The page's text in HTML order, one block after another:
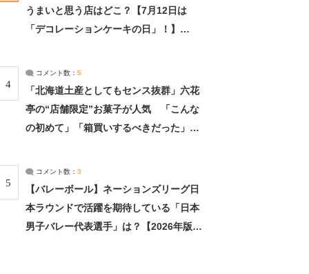
うまいと思う店はどこ？【7月12日は
「デコレーションケーキの日」！】
4
コメント数： 5
「北海道土産としてもセンス抜群」六花
亭の“店舗限定”お菓子が人気 「こんな
の初めて」「箱買いするべきだった」
5
コメント数： 3
【バレーボール】ネーションズリーグ日
本ラウンドで活躍を期待している「日本
男子バレー代表選手」は？【2026年版・